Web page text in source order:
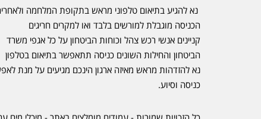
נא להגיע בתיאום טלפוני מראש בתקופת המלחמה
הכניסה מוגבלת למורשים בלבד ואו למקרים חריגים
קניינים אנשי רכש צהל וכוחות הביטחון על כל אגפי משרד
הביטחון והחילות השונים כניסה תתאפשר בתיאום בטלפון
נא להזדהות מראש מאיזה ארגון הינכם מגיעים על מנת
כניסה וסיוע.